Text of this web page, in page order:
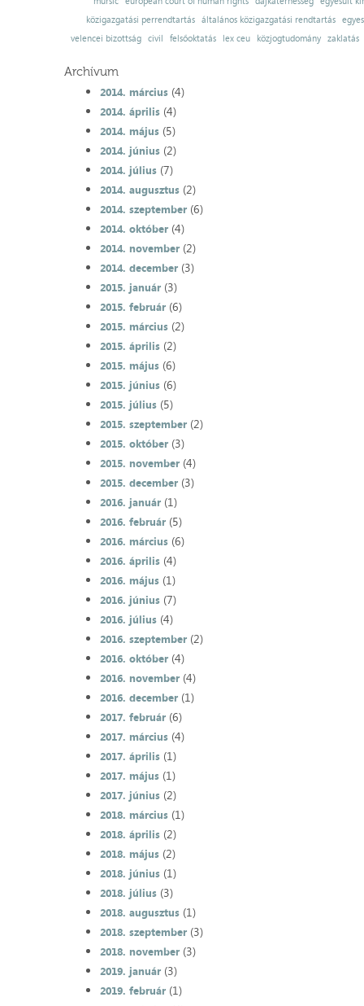
közigazgatási perrendtartás
általános közigazgatási rendtartás
velencei bizottság
civil felsőoktatás lex ceu közjogtudomány zaklatás
Archívum
2014. március(4)
2014. április(4)
2014. május(5)
2014. június(2)
2014. július(7)
2014. augusztus(2)
2014. szeptember(6)
2014. október(4)
2014. november(2)
2014. december(3)
2015. január(3)
2015. február(6)
2015. március(2)
2015. április(2)
2015. május(6)
2015. június(6)
2015. július(5)
2015. szeptember(2)
2015. október(3)
2015. november(4)
2015. december(3)
2016. január(1)
2016. február(5)
2016. március(6)
2016. április(4)
2016. május(1)
2016. június(7)
2016. július(4)
2016. szeptember(2)
2016. október(4)
2016. november(4)
2016. december(1)
2017. február(6)
2017. március(4)
2017. április(1)
2017. május(1)
2017. június(2)
2018. március(1)
2018. április(2)
2018. május(2)
2018. június(1)
2018. július(3)
2018. augusztus(1)
2018. szeptember(3)
2018. november(3)
2019. január(3)
2019. február(1)